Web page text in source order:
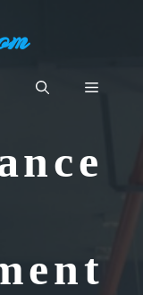
Menu